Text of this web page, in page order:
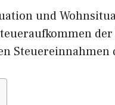
und
Steuereinnahmen